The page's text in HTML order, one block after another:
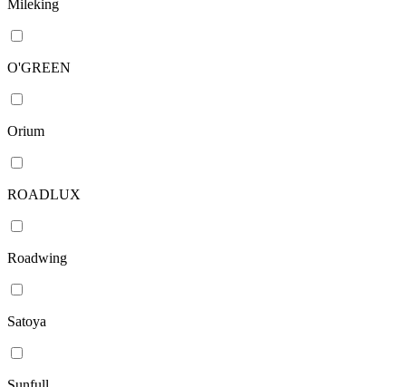
Mileking
O'GREEN
Orium
ROADLUX
Roadwing
Satoya